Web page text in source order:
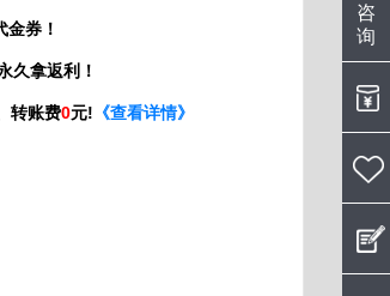
咨
询
在
线
客
服：
扫
金券！
久拿返利！
转账费0元! 《查看详情》